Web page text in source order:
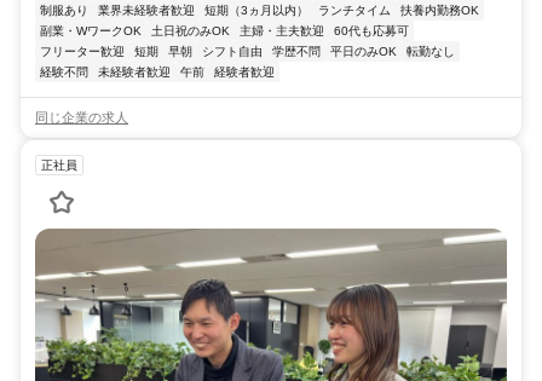
制服あり 業界未経験者歓迎 短期（3ヵ月以内） ランチタイム
扶養内勤務OK
副業・WワークOK
土日祝のみOK 主婦・主夫歓迎
60代も応募可
フリーター歓迎
短期 早朝 シフト自由 学歴不問 平日のみOK
転勤なし
経験不問
未経験者歓迎 午前 経験者歓迎
同じ企業の求人
正社員